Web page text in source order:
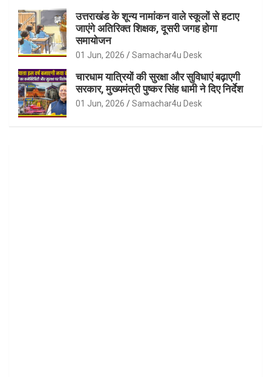
उत्तराखंड के शून्य नामांकन वाले स्कूलों से हटाए
जाएंगे अतिरिक्त शिक्षक, दूसरी जगह होगा
समायोजन
01 Jun, 2026 Samachar4u Desk
चारधाम यात्रियों की सुरक्षा और सुविधाएं बढ़ाएगी
सरकार, मुख्यमंत्री पुष्कर सिंह धामी ने दिए निर्देश
01 Jun, 2026 Samachar4u Desk